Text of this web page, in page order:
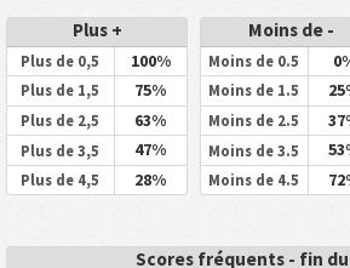
Plus +
Plus de 0,5 100%
Plus de 1,5 75%
Plus de 2,5 63%
Plus de 3,5 47%
Plus de 4,5 28%
Moins de -
Moins de 0.5
Moins de 1.5
Moins de 2.5
Moins de 3.5
Moins de 4.5
Scores fréquents - fin